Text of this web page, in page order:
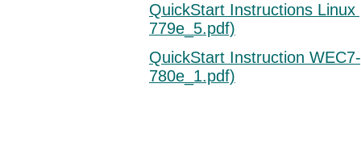
QuickStart Instructions
779e_5.pdf)
QuickStart Instruction
780e_1.pdf)